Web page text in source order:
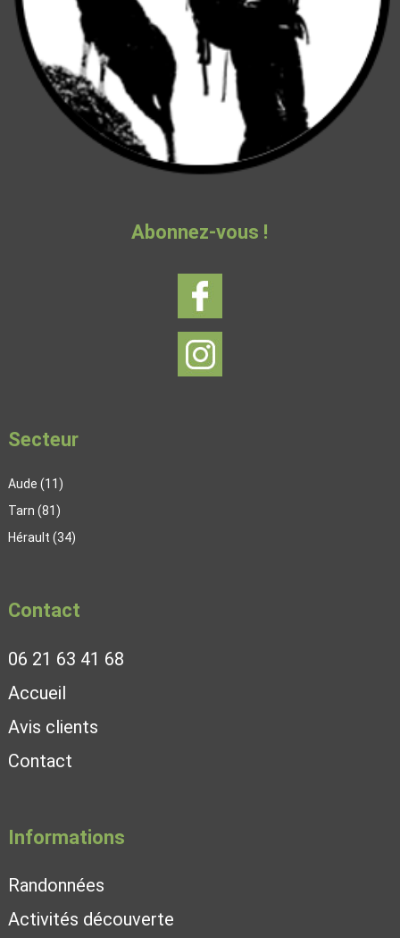
Abonnez-vous !
Secteur
Aude (11)
Tarn (81)
Hérault (34)
Contact
06 21 63 41 68
Accueil
Avis clients
Contact
Informations
Randonnées
Activités découverte